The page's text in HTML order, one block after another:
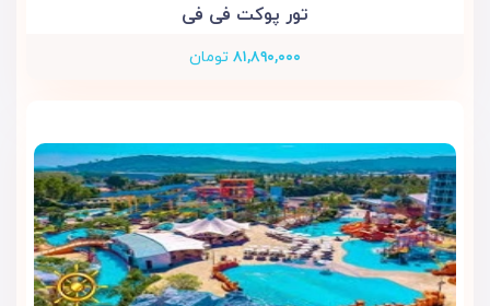
تور پوکت فی فی
۸۱,۸۹۰,۰۰۰ تومان